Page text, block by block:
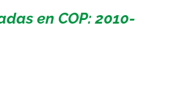
en COP: 2010-